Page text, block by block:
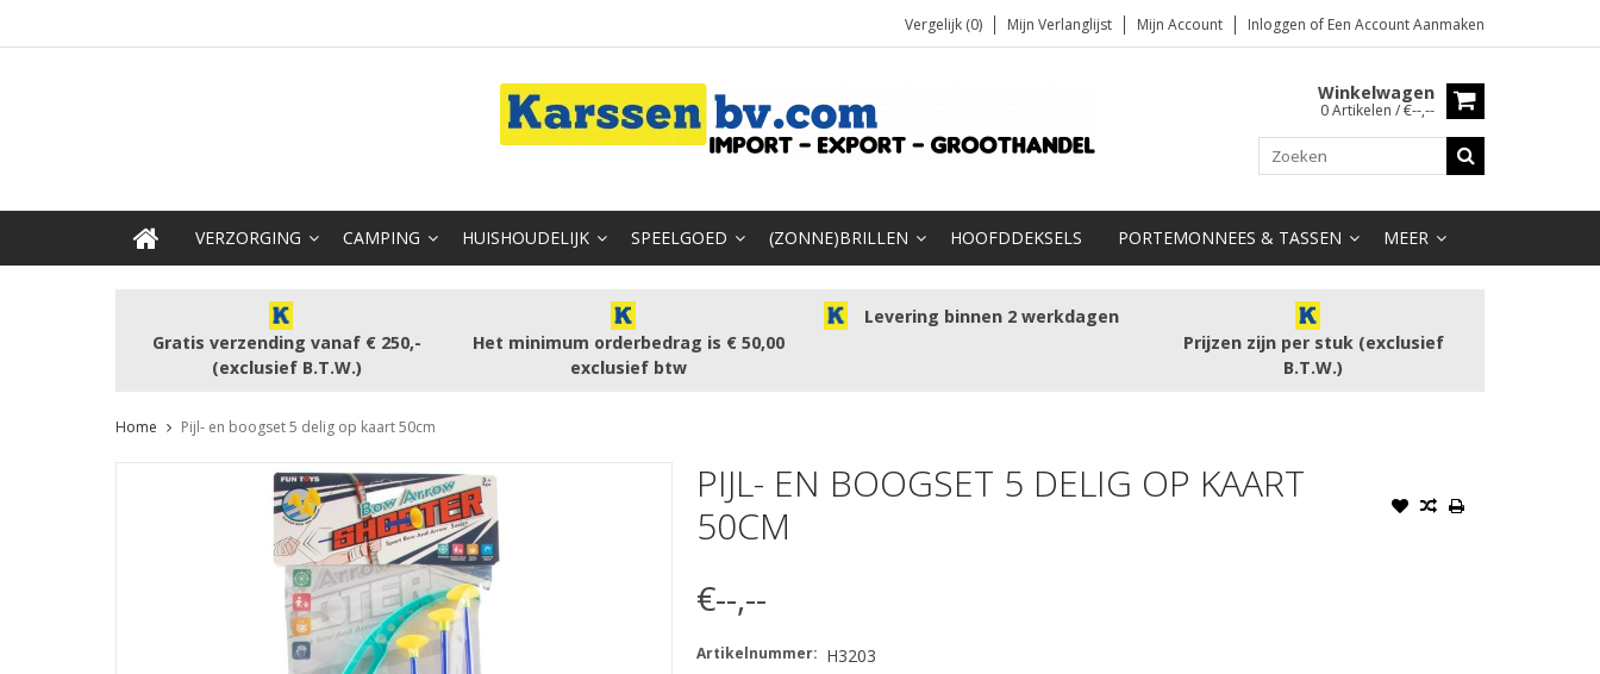
Vergelijk (0) Mijn Verlanglijst Mijn Account Inloggen of Een Account Aanmaken
Winkelwagen
0 Artikelen / €--,--
VERZORGING CAMPING HUISHOUDELIJK SPEELGOED (ZONNE)BRILLEN HOOFDDEKSELS PORTEMONNEES & TASSEN MEER
Gratis verzending vanaf € 250,-
(exclusief B.T.W.)
Het minimum orderbedrag is € 50,00
exclusief btw
Levering binnen 2 werkdagen
Prijzen zijn per stuk (exclusief
B.T.W.)
Home Pijl- en boogset 5 delig op kaart 50cm
PIJL- EN BOOGSET 5 DELIG OP KAART
50CM
€--,--
Artikelnummer: H3203